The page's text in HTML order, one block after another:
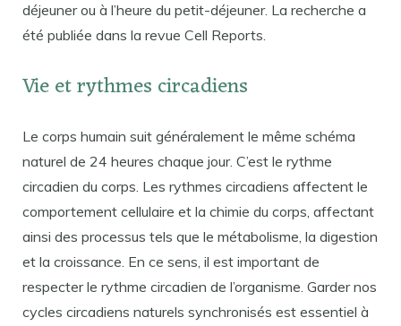
déjeuner ou à l’heure du petit-déjeuner. La recherche a
été publiée dans la revue Cell Reports.
Vie et rythmes circadiens
Le corps humain suit généralement le même schéma
naturel de 24 heures chaque jour. C’est le rythme
circadien du corps. Les rythmes circadiens affectent le
comportement cellulaire et la chimie du corps, affectant
ainsi des processus tels que le métabolisme, la digestion
et la croissance. En ce sens, il est important de
respecter le rythme circadien de l’organisme. Garder nos
cycles circadiens naturels synchronisés est essentiel à